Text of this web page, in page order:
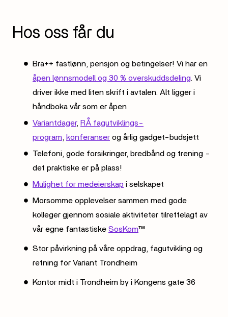
Hos oss får du
Bra++ fastlønn, pensjon og betingelser! Vi har en
åpen lønnsmodell og 30 % overskuddsdeling. Vi
driver ikke med liten skrift i avtalen. Alt ligger i
håndboka vår som er åpen
Variantdager, RÅ fagutviklings-
program, konferanser og årlig gadget-budsjett
Telefoni, gode forsikringer, bredbånd og trening -
det praktiske er på plass!
Mulighet for medeierskap i selskapet
Morsomme opplevelser sammen med gode
kolleger gjennom sosiale aktiviteter tilrettelagt av
vår egne fantastiske SosKom™
Stor påvirkning på våre oppdrag, fagutvikling og
retning for Variant Trondheim
Kontor midt i Trondheim by i Kongens gate 36